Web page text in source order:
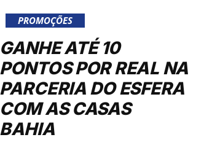
PROMOÇÕES
GANHE ATÉ 10
PONTOS POR REAL NA
PARCERIA DO ESFERA
COM AS CASAS
BAHIA